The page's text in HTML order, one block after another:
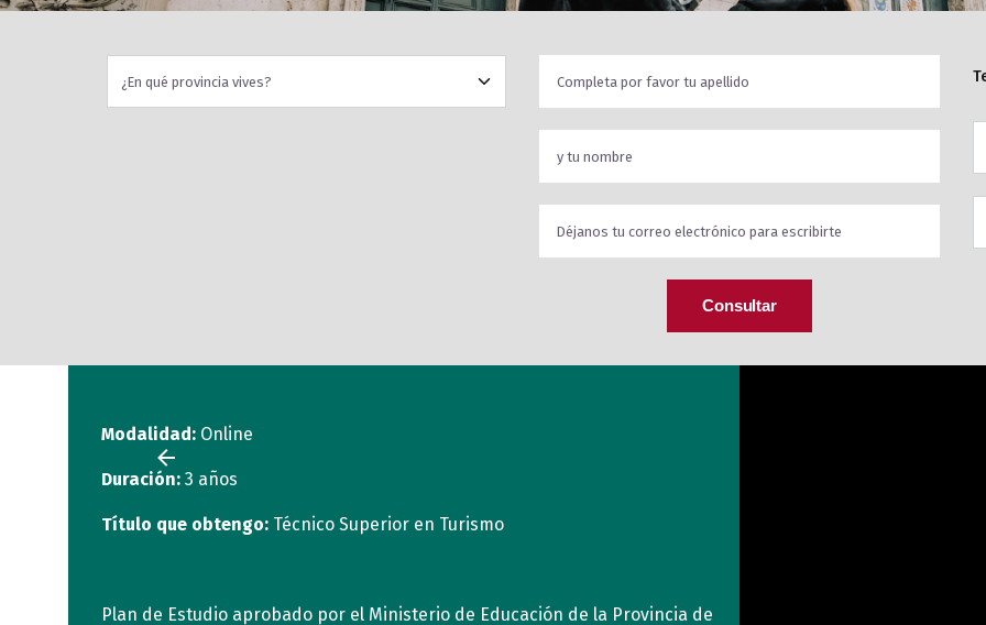
Consultar
Modalidad: Online
Duración: 3 años
Título que obtengo: Técnico Superior en Turismo
Plan de Estudio aprobado por el Ministerio de Educación de la Provincia de